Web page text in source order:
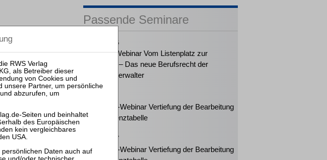
Passende Seminare
25.08.2026
Praktiker-Webinar Vom Listenplatz zur
Zulassung – Das neue Berufsrecht der
Insolvenzverwalter
Mitarbeiter-Webinar Vertiefung der Bearbeitung
der Insolvenztabelle
17.03.2027
Mitarbeiter-Webinar Vertiefung der Bearbeitung